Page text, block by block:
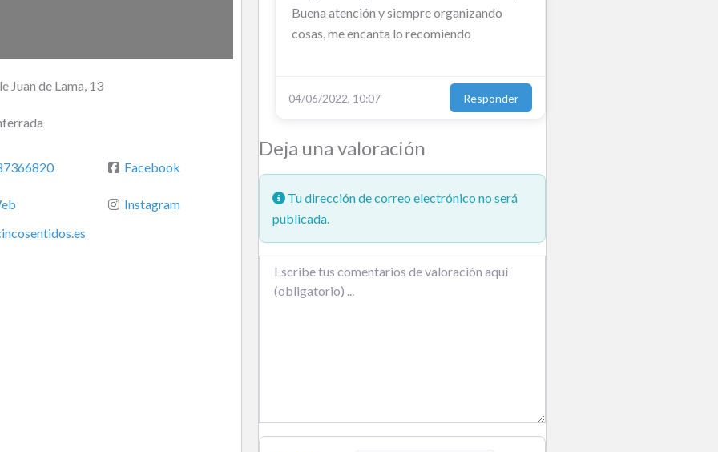
Juan de Lama, 13
Facebook
Instagram
Buena atención y siempre organizando
cosas, me encanta lo recomiendo
04/06/2022, 10:07 Responder
Deja una valoración
Tu dirección de correo electrónico no será
publicada.
Texto de la reseña